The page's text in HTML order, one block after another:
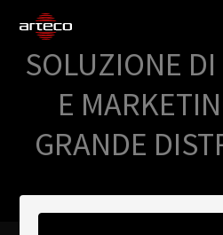
SOLUZIONI
AZIENDA
TRAINING
PARTNERS
NEWS
SOLUZIONE
E
GRANDE